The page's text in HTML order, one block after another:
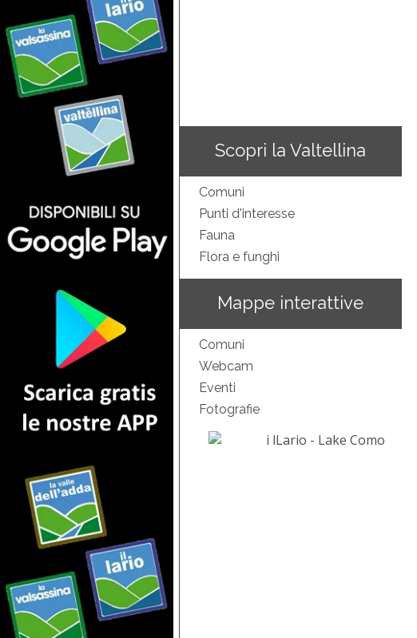
Scopri la Valtellina
Comuni
Punti d'interesse
Fauna
Flora e funghi
Mappe interattive
Comuni
Webcam
Eventi
Fotografie